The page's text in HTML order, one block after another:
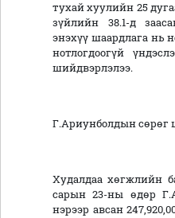
тухай хуулийн 25
зүйлийн 38.1-д
энэхүү шаардлага нь
нотлогдоогүй
шийдвэрлэлээ.
Г.Ариунболдын сөрөг
Худалдаа хөгжлийн
сарын 23-ны өдөр
нэрээр авсан